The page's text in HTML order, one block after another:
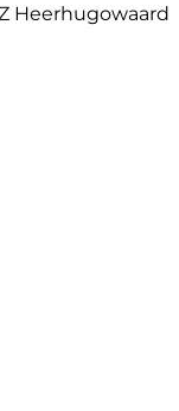
Heerhugowaard